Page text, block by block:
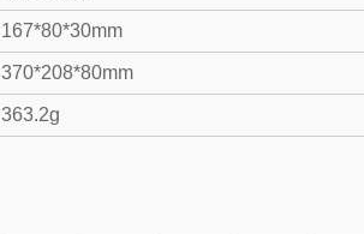
167*80*30mm
370*208*80mm
363.2g